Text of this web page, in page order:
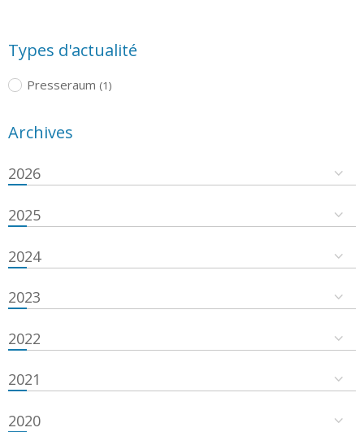
Types d'actualité
Presseraum (1)
Archives
2026
2025
2024
2023
2022
2021
2020